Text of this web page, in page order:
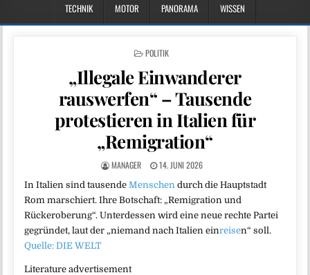
TECHNIK MOTOR PANORAMA WISSEN
POSTED IN
POLITIK
„Illegale Einwanderer
rauswerfen“ – Tausende
protestieren in Italien für
„Remigration“
MANAGER 14. JUNI 2026
In Italien sind tausendeMenschen durch die Hauptstadt
Rom marschiert. Ihre Botschaft: „Remigration und
Rückeroberung“. Unterdessen wird eine neue rechte Partei
gegründet, laut der „niemand nach Italien einreisen“ soll.
Quelle: DIE WELT
Literature advertisement